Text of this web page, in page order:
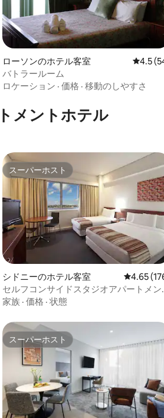
、5つ星中4.88つ星の平均評価
ローソンのホテル客室 レビュ
4.5
バトラールーム
ロケーション · 価格 · 移動のしやすさ
メントホテル
、5つ星中4.84つ星の平均評価
スーパーホスト
スーパーホスト
シドニーのホテル客室 レビュー
4.65
セルフコンサイドスタジオアパートメン
ト-最大4名様まで宿泊可能
家族 · 価格 · 状態
スーパーホスト
スーパーホスト